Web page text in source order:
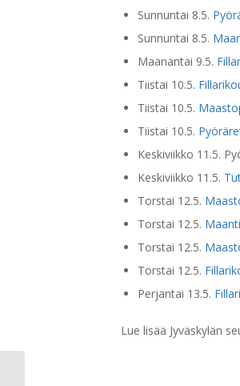
Sunnuntai 8.5.
Sunnuntai 8.5.
Maanantai 9.5.
Tiistai 10.5.
Tiistai 10.5.
Tiistai 10.5.
Keskiviikko 11.5.
Keskiviikko 11.5.
Torstai 12.5.
Torstai 12.5.
Torstai 12.5.
Torstai 12.5.
Perjantai 13.5.
Lue lisää Jyväskylän